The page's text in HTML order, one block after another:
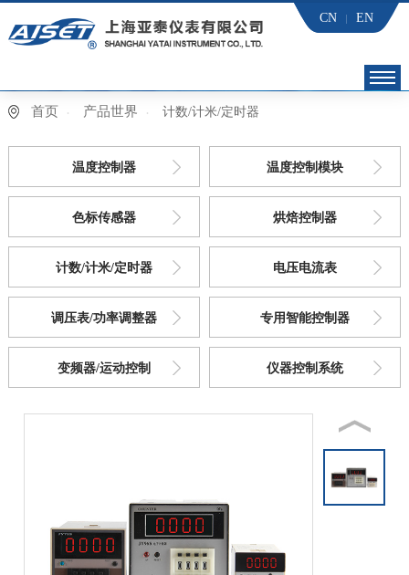
CN EN
首页
亚泰 党建
产品世界
应用行业
下载中心
技术服务
联系亚泰
首页 产品世界 计数/计米/定时器
温度控制器 温度控制模块
色标传感器 烘焙控制器
计数/计米/定时器 电压电流表
调压表/功率调整器 专用智能控制器
变频器/运动控制 仪器控制系统